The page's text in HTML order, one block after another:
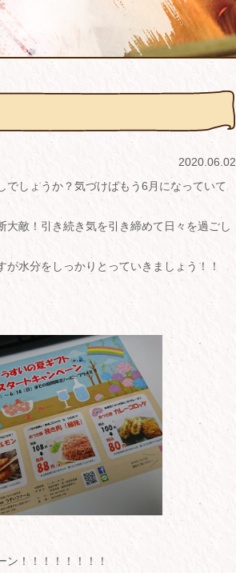
2020.06.02
しょうか？気づけばもう6月になっていて
敵！引き続き気を引き締めて日々を過ごし
水分をしっかりとっていきましょう！！
！！！！！！！！